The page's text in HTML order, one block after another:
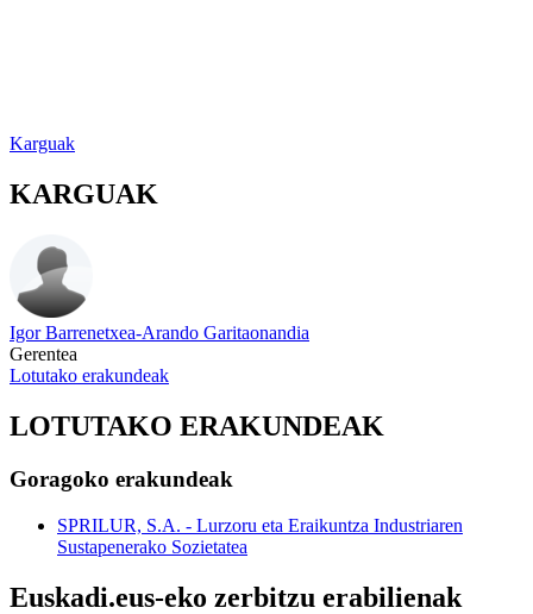
Karguak
KARGUAK
Igor Barrenetxea-Arando Garitaonandia
Gerentea
Lotutako erakundeak
LOTUTAKO ERAKUNDEAK
Goragoko erakundeak
SPRILUR, S.A. - Lurzoru eta Eraikuntza Industriaren
Sustapenerako Sozietatea
Euskadi.eus-eko zerbitzu erabilienak